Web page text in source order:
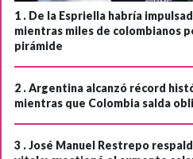
1 . De la Espriella habría
mientras miles de colombianos
pirámide
2 .Argentina alcanzó récord
mientras que Colombia salda
3 .José Manuel Restrepo